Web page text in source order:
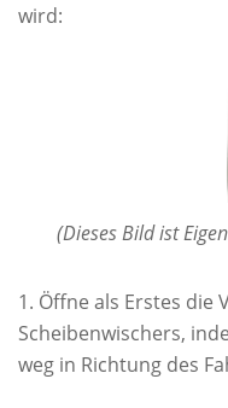
wird:
(Dieses Bild ist
Öffne als Erstes die
Scheibenwischers,
weg in Richtung des